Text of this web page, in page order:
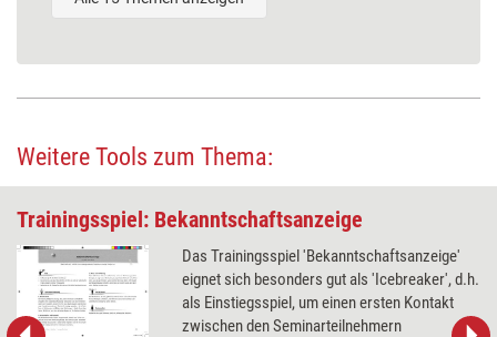
Weitere Tools zum Thema:
Trainingsspiel: Bekanntschaftsanzeige
Das Trainingsspiel 'Bekanntschaftsanzeige'
eignet sich besonders gut als 'Icebreaker', d.h.
als Einstiegsspiel, um einen ersten Kontakt
zwischen den Seminarteilnehmern